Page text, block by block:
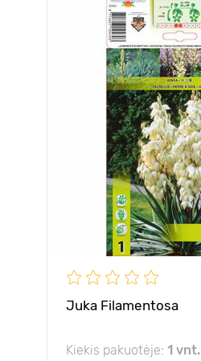
Juka Filamentosa
Kiekis pakuotėje: 1 vnt.